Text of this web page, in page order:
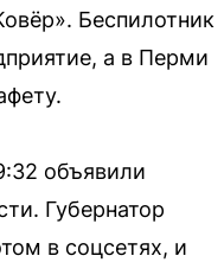
Беспилотник
а в Перми
объявили
Губернатор
в соцсетях, и